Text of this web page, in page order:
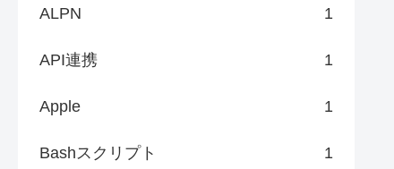
ALPN 1
API連携 1
Apple 1
Bashスクリプト 1